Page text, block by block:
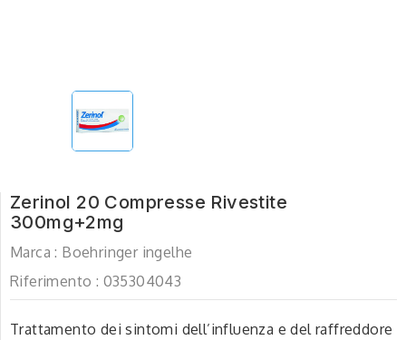
Zerinol 20 Compresse Rivestite
300mg+2mg
Marca : Boehringer ingelhe
Riferimento : 035304043
Trattamento dei sintomi dell’influenza e del raffreddore